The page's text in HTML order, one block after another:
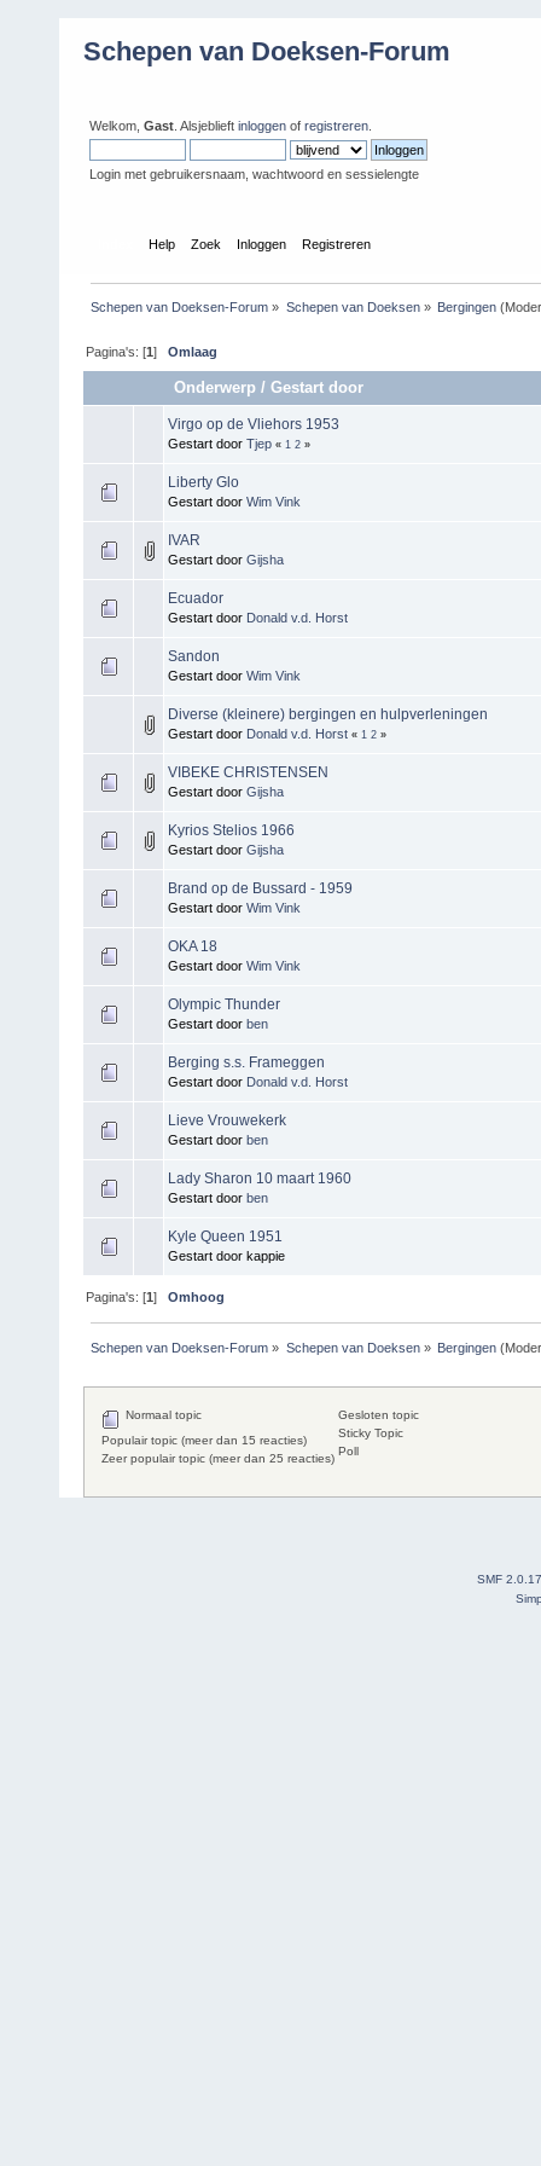
Schepen van Doeksen-Forum
Welkom, Gast . Alsjeblieft inloggen of registreren
Login met gebruikersnaam, wachtwoord en sessielengte
Help Zoek Inloggen Registreren
Schepen van Doeksen-Forum » Schepen van Doeksen» Bergingen
Pagina's: [1]Omlaag
Onderwerp /Gestart door
Virgo op de Vliehors 1953
Gestart door Tjep « 1 2 »
Liberty Glo
Gestart door Wim Vink
IVAR
Gestart door Gijsha
Ecuador
Gestart door Donald v.d. Horst
Sandon
Gestart door Wim Vink
Diverse (kleinere) bergingen en hulpverleningen
Gestart door Donald v.d. Horst « 1 2 »
VIBEKE CHRISTENSEN
Gestart door Gijsha
Kyrios Stelios 1966
Gestart door Gijsha
Brand op de Bussard - 1959
Gestart door Wim Vink
OKA 18
Gestart door Wim Vink
Olympic Thunder
Gestart door ben
Berging s.s. Frameggen
Gestart door Donald v.d. Horst
Lieve Vrouwekerk
Gestart door ben
Lady Sharon 10 maart 1960
Gestart door ben
Kyle Queen 1951
Gestart door kappie
Pagina's: [1]Omhoog
Schepen van Doeksen-Forum » Schepen van Doeksen» Bergingen
Normaal topic
Populair topic (meer dan 15 reacties)
Zeer populair topic (meer dan 25 reacties)
Gesloten topic
Sticky Topic
Poll
SMF 2.0.17